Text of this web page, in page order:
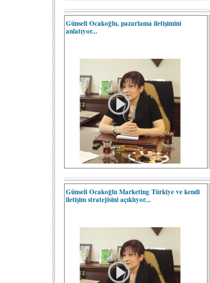
Günseli Ocakoğlu, pazarlama iletişimini
anlatıyor...
Günseli Ocakoğlu Marketing Türkiye ve kendi
iletişim stratejisini açıklıyor...